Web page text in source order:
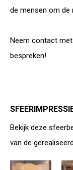
de mensen om de
Neem contact
bespreken!
Bekijk deze
van de